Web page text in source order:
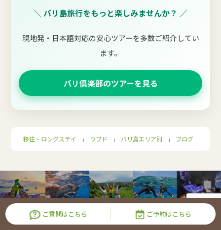
＼ バリ島旅行をもっと楽しみませんか？ ／
現地発・日本語対応の安心ツアーを多数ご紹介してい
ます。
バリ倶楽部のツアーを見る
移住・ロングステイ ｜ ウブド ｜ バリ島エリア別 ｜ ブログ
ご質問はこちら ご予約はこちら